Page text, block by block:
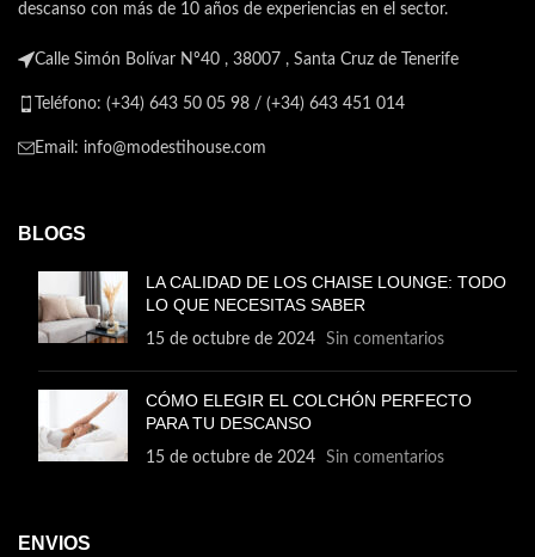
descanso con más de 10 años de experiencias en el sector.
Calle Simón Bolívar Nº40 , 38007 , Santa Cruz de Tenerife
Teléfono: (+34) 643 50 05 98 / (+34) 643 451 014
Email: info@modestihouse.com
BLOGS
LA CALIDAD DE LOS CHAISE LOUNGE: TODO
LO QUE NECESITAS SABER
15 de octubre de 2024 Sin comentarios
CÓMO ELEGIR EL COLCHÓN PERFECTO
PARA TU DESCANSO
15 de octubre de 2024 Sin comentarios
ENVIOS